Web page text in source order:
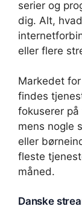
serier og
dig. Alt,
eller flere
Markedet
findes
fokuserer
mens nogle
eller
fleste
måned.
Danske